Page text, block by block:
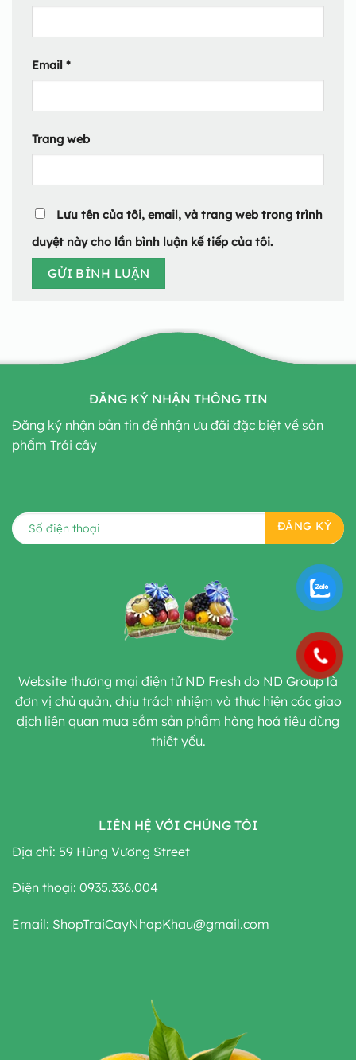
Email *
Trang web
Lưu tên của tôi, email, và trang web trong trình
duyệt này cho lần bình luận kế tiếp của tôi.
ĐĂNG KÝ NHẬN THÔNG TIN
Đăng ký nhận bản tin để nhận ưu đãi đặc biệt về sản
phẩm Trái cây
Website thương mại điện tử ND Fresh do ND Group là
đơn vị chủ quản, chịu trách nhiệm và thực hiện các giao
dịch liên quan mua sắm sản phẩm hàng hoá tiêu dùng
thiết yếu.
LIÊN HỆ VỚI CHÚNG TÔI
Địa chỉ: 59 Hùng Vương Street
Điện thoại: 0935.336.004
Email: ShopTraiCayNhapKhau@gmail.com